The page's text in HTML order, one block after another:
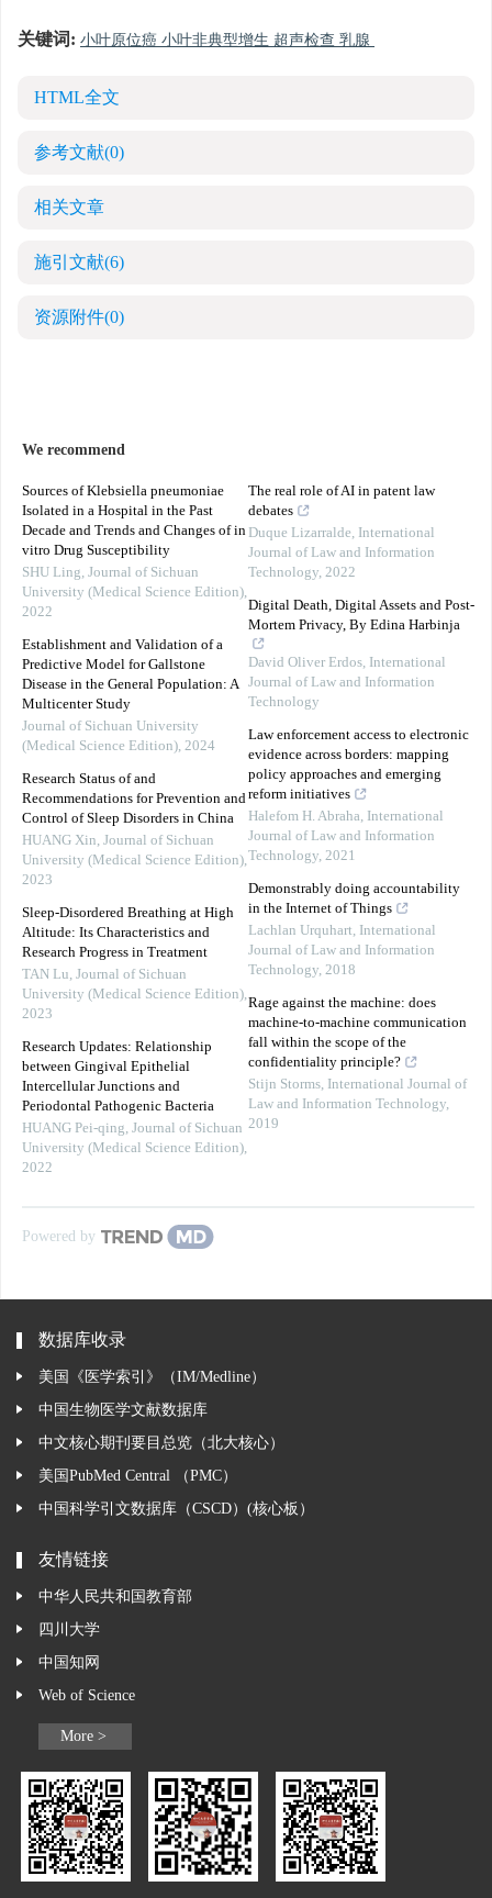
关键词: 小叶原位癌 小叶非典型增生 超声检查 乳腺
HTML全文
参考文献(0)
相关文章
施引文献(6)
资源附件(0)
We recommend
Sources of Klebsiella pneumoniae
Isolated in a Hospital in the Past
Decade and Trends and Changes of in
vitro Drug Susceptibility
SHU Ling, Journal of Sichuan
University (Medical Science Edition),
2022
Establishment and Validation of a
Predictive Model for Gallstone
Disease in the General Population: A
Multicenter Study
Journal of Sichuan University
(Medical Science Edition), 2024
Research Status of and
Recommendations for Prevention and
Control of Sleep Disorders in China
HUANG Xin, Journal of Sichuan
University (Medical Science Edition),
2023
Sleep-Disordered Breathing at High
Altitude: Its Characteristics and
Research Progress in Treatment
TAN Lu, Journal of Sichuan
University (Medical Science Edition),
2023
Research Updates: Relationship
between Gingival Epithelial
Intercellular Junctions and
Periodontal Pathogenic Bacteria
HUANG Pei-qing, Journal of Sichuan
University (Medical Science Edition),
2022
The real role of AI in patent law
debates
Duque Lizarralde, International
Journal of Law and Information
Technology, 2022
Digital Death, Digital Assets and Post-
Mortem Privacy, By Edina Harbinja
David Oliver Erdos, International
Journal of Law and Information
Technology
Law enforcement access to electronic
evidence across borders: mapping
policy approaches and emerging
reform initiatives
Halefom H. Abraha, International
Journal of Law and Information
Technology, 2021
Demonstrably doing accountability
in the Internet of Things
Lachlan Urquhart, International
Journal of Law and Information
Technology, 2018
Rage against the machine: does
machine-to-machine communication
fall within the scope of the
confidentiality principle?
Stijn Storms, International Journal of
Law and Information Technology,
2019
Powered by
数据库收录
美国《医学索引》（IM/Medline）
中国生物医学文献数据库
中文核心期刊要目总览（北大核心）
美国PubMed Central （PMC）
中国科学引文数据库（CSCD）(核心板）
友情链接
中华人民共和国教育部
四川大学
中国知网
Web of Science
More >